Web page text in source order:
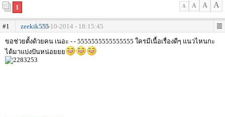
1 A A A A
#1 zeekik55520-10-2014 - 18:15:45
ขอช่วยตั้งด้วยคน เนอะ - - 5555555555555555 ใครมีเนื้อเรื่องดีๆ แนวไหนกะ
ได้มาแบ่งปันหน่อยยย